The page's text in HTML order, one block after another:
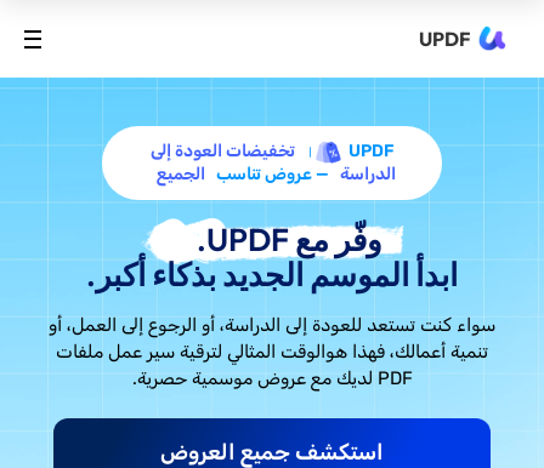
UPDF
UPDF
تخفيضات العودة إلى
الدراسة — عروض تناسب الجميع
وفّر مع UPDF.
ابدأ الموسم الجديد بذكاء أكبر.
سواء كنت تستعد للعودة إلى الدراسة، أو الرجوع إلى العمل، أو
تنمية أعمالك، فهذا هوالوقت المثالي لترقية سير عمل ملفات
PDF لديك مع عروض موسمية حصرية.
استكشف جميع العروض